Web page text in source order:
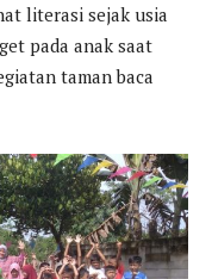
literasi sejak usia
pada anak saat
taman baca